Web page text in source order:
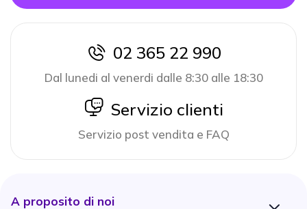
icon
02 365 22 990
Dal lunedi al venerdi dalle 8:30 alle 18:30
icon
Servizio clienti
Servizio post vendita e FAQ
A proposito di noi